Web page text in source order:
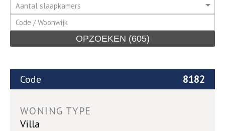
Aantal slaapkamers
OPZOEKEN (605)
Code 8182
WONING TYPE
Villa